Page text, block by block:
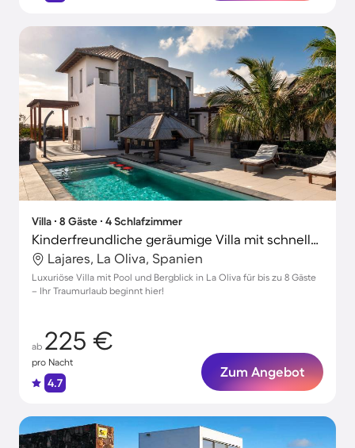
Villa ∙ 8 Gäste ∙ 4 Schlafzimmer
Kinderfreundliche geräumige Villa mit schnellem Internet, privatem Pool und Terrasse | Bergblick
Lajares, La Oliva, Spanien
Luxuriöse Villa mit Pool und Bergblick in La Oliva für bis zu 8 Gäste
– Ihr Traumurlaub beginnt hier!
ab 225 €
pro Nacht
4.7
Zum Angebot